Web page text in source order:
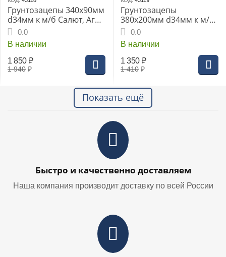
Грунтозацепы 340х90мм
d34мм к м/б Салют, Агат,
Фаворит
0.0
В наличии
1 940 ₽
1 850 ₽
Грунтозацепы
380х200мм d34мм к м/б
Салют, Агат, Фаворит
0.0
В наличии
1 410 ₽
1 350 ₽
Показать ещё
Быстро и качественно доставляем
Наша компания производит доставку по всей России